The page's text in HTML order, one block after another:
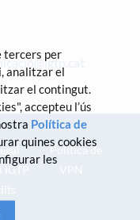
Política de
tercers per
analitzar el
el contingut.
accepteu l’ús
Política de
quines cookies
les